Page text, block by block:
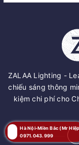
ZALAA Lighting -
chiếu sáng thông
kiệm chi phí cho
Hà Nội-Miền Bắc (Mr
0971.043.999